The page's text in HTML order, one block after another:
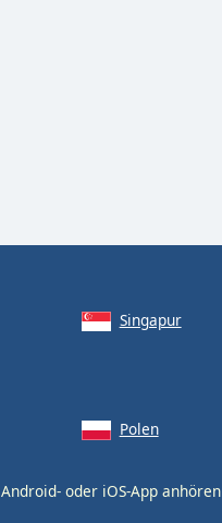
Singapur
Polen
oder iOS-App anhören